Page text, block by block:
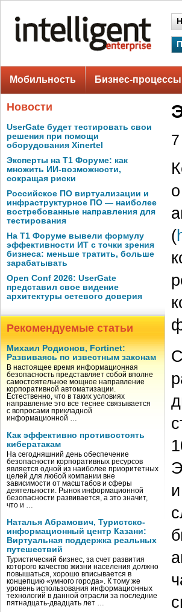
Мобильность Бизнес-процессы
Новости
UserGate будет тестировать свои
решения при помощи
оборудования Xinertel
Эксперты на Т1 Форуме: как
множить ИИ-возможности,
сокращая риски
Российское ПО виртуализации и
инфраструктурное ПО — наиболее
востребованные направления для
тестирования
На Т1 Форуме вывели формулу
эффективности ИТ с точки зрения
бизнеса: меньше тратить, больше
зарабатывать
Open Conf 2026: UserGate
представил свое видение
архитектуры сетевого доверия
Рекомендуемые статьи
Михаил Родионов, Fortinet:
Развиваясь по известным законам
В настоящее время информационная
безопасность представляет собой вполне
самостоятельное мощное направление
корпоративной автоматизации.
Естественно, что в таких условиях
направление это все теснее связывается
с вопросами прикладной
информационной …
Как эффективно противостоять
кибератакам
На сегодняшний день обеспечение
безопасности корпоративных ресурсов
является одной из наиболее приоритетных
целей для любой компании вне
зависимости от масштабов и сферы
деятельности. Рынок информационной
безопасности развивается, а это значит,
что и …
Наталья Абрамович, Туристско-
информационный центр Казани:
Виртуальная поддержка реальных
путешествий
Туристический бизнес, за счет развития
которого качество жизни населения должно
повышаться, хорошо вписывается в
концепцию «умного города». К тому же
уровень использования информационных
технологий в данной отрасли за последние
пятнадцать-двадцать лет …
(